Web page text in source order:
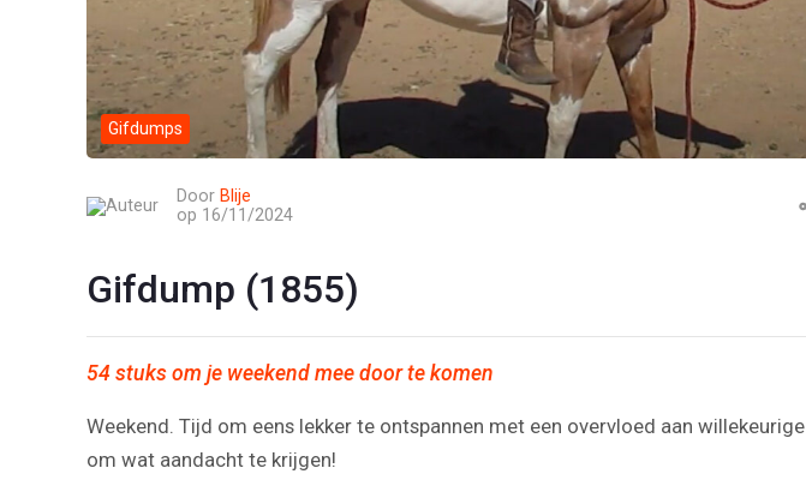
Gifdumps
Door Blije
op 16/11/2024
Gifdump (1855)
54 stuks om je weekend mee door te komen
Weekend. Tijd om eens lekker te ontspannen met een overvloed aan willekeurige
om wat aandacht te krijgen!